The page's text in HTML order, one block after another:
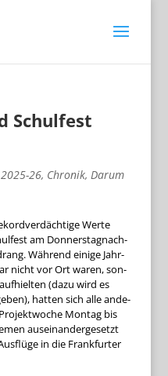
Schulfest
2025-26, Chronik, Darum
Werte
am Don­ners­tag­nach­
Wäh­rend einige Jahr­
nicht vor Ort waren, son­
(dazu wird es
hat­ten sich alle ande­
Mon­tag bis
aus­ein­an­der­ge­setzt
in die Frank­fur­ter